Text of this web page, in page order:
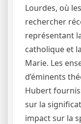
Lourdes, où
rechercher
représentant
catholique et
Marie. Les
d’éminents
Hubert
sur la
impact sur la